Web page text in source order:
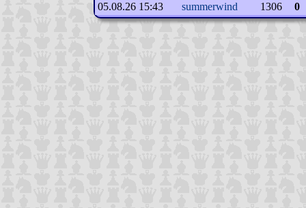
05.08.26 15:43
summerwind 1306 0